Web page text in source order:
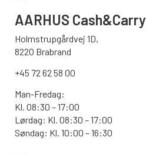
AARHUS Cash&Carry
Holmstrupgårdvej 1D,
8220 Brabrand
+45 72 62 58 00
Man-Fredag:
Kl. 08:30 – 17:00
Lørdag: Kl. 08:30 – 17:00
Søndag: Kl. 10:00 – 16:30